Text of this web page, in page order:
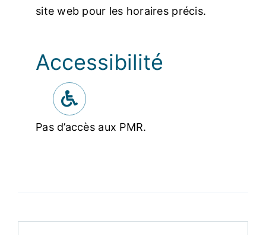
site web pour les horaires précis.
Accessibilité
Pas d’accès aux PMR.